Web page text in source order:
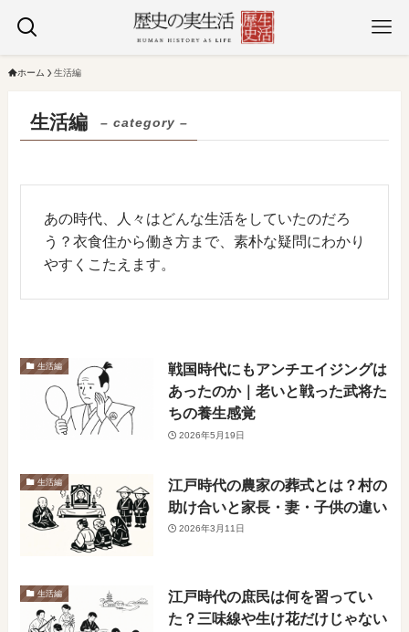
ホーム 生活編
生活編 – category –
あの時代、人々はどんな生活をしていたのだろ
う？衣食住から働き方まで、素朴な疑問にわかり
やすくこたえます。
生活編
戦国時代にもアンチエイジングは
あったのか｜老いと戦った武将た
ちの養生感覚
2026年5月19日
生活編
江戸時代の農家の葬式とは？村の
助け合いと家長・妻・子供の違い
2026年3月11日
生活編
江戸時代の庶民は何を習ってい
た？三味線や生け花だけじゃない